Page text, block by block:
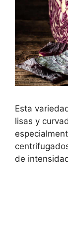
Esta
lisas y
de